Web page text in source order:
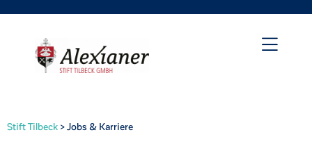
Stift Tilbeck >Jobs & Karriere